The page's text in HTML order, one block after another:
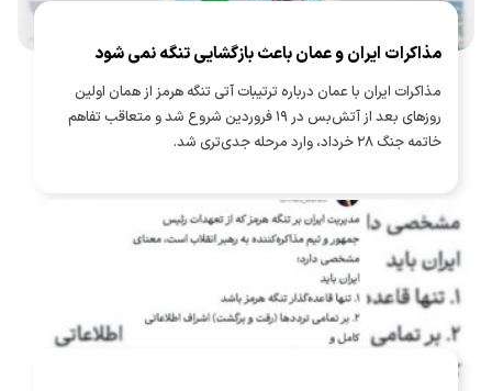
مذاکرات ایران و عمان باعث بازگشایی تنگه نمی شود
مذاکرات ایران با عمان درباره ترتیبات آتی تنگه هرمز از همان اولین
روزهای بعد از آتش‌بس در ۱۹ فروردین شروع شد و متعاقب تفاهم
خاتمه جنگ ۲۸ خرداد، وارد مرحله جدی‌تری شد.